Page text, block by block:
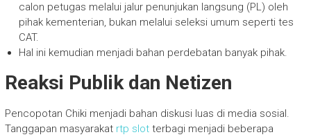
calon petugas melalui jalur penunjukan langsung (PL) oleh
pihak kementerian, bukan melalui seleksi umum seperti tes
CAT.
Hal ini kemudian menjadi bahan perdebatan banyak pihak.
Reaksi Publik dan Netizen
Pencopotan Chiki menjadi bahan diskusi luas di media sosial.
Tanggapan masyarakat rtp slotterbagi menjadi beberapa